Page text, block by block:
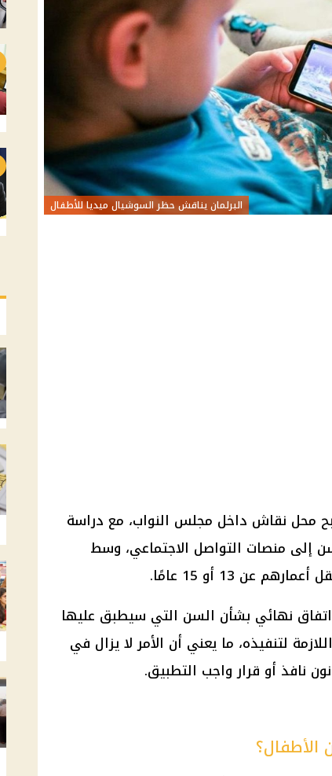
البرلمان يناقش حظر السوشيال ميديا للأطفال
محل نقاش داخل مجلس النواب، مع دراسة
إلى منصات التواصل الاجتماعي، وسط
عن 13 أو 15 عامًا.
اتفاق نهائي بشأن السن التي سيطبق عليها
لتنفيذه، ما يعني أن الأمر لا يزال في
نافذ أو قرار واجب التطبيق.
الأطفال؟